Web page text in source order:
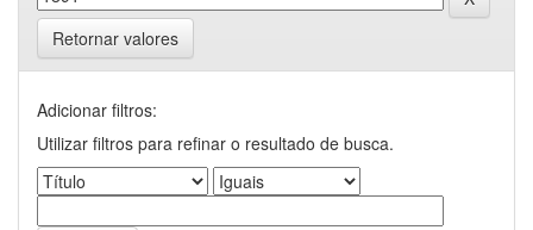
Retornar valores
Adicionar filtros:
Utilizar filtros para refinar o resultado de busca.